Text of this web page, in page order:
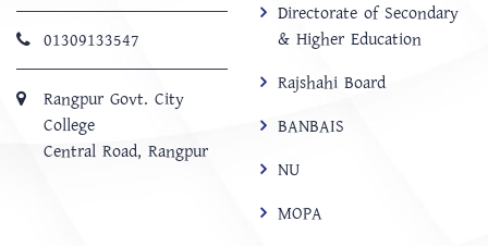
01309133547
Rangpur Govt. City
College
Central Road, Rangpur
Directorate of Secondary
& Higher Education
Rajshahi Board
BANBAIS
NU
MOPA